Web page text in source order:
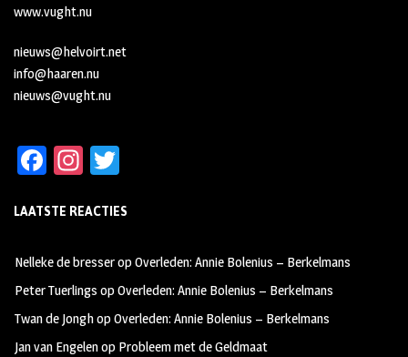
www.vught.nu
nieuws@helvoirt.net
info@haaren.nu
nieuws@vught.nu
Fa
b
oo
k
In
ag
m
tt
LAATSTE REACTIES
Nelleke de bresseropOverleden: Annie Bolenius – Berkelmans
Peter Tuerlings opOverleden: Annie Bolenius – Berkelmans
Twan de JonghopOverleden: Annie Bolenius – Berkelmans
Jan van Engelenop Probleem met de Geldmaat